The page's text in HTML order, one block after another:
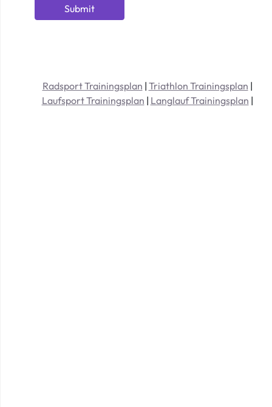
Radsport Trainingsplan | Triathlon Trainingsplan |
Laufsport Trainingsplan | Langlauf Trainingsplan |